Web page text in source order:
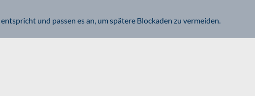
entspricht und passen es an, um spätere Blockaden zu vermeiden.